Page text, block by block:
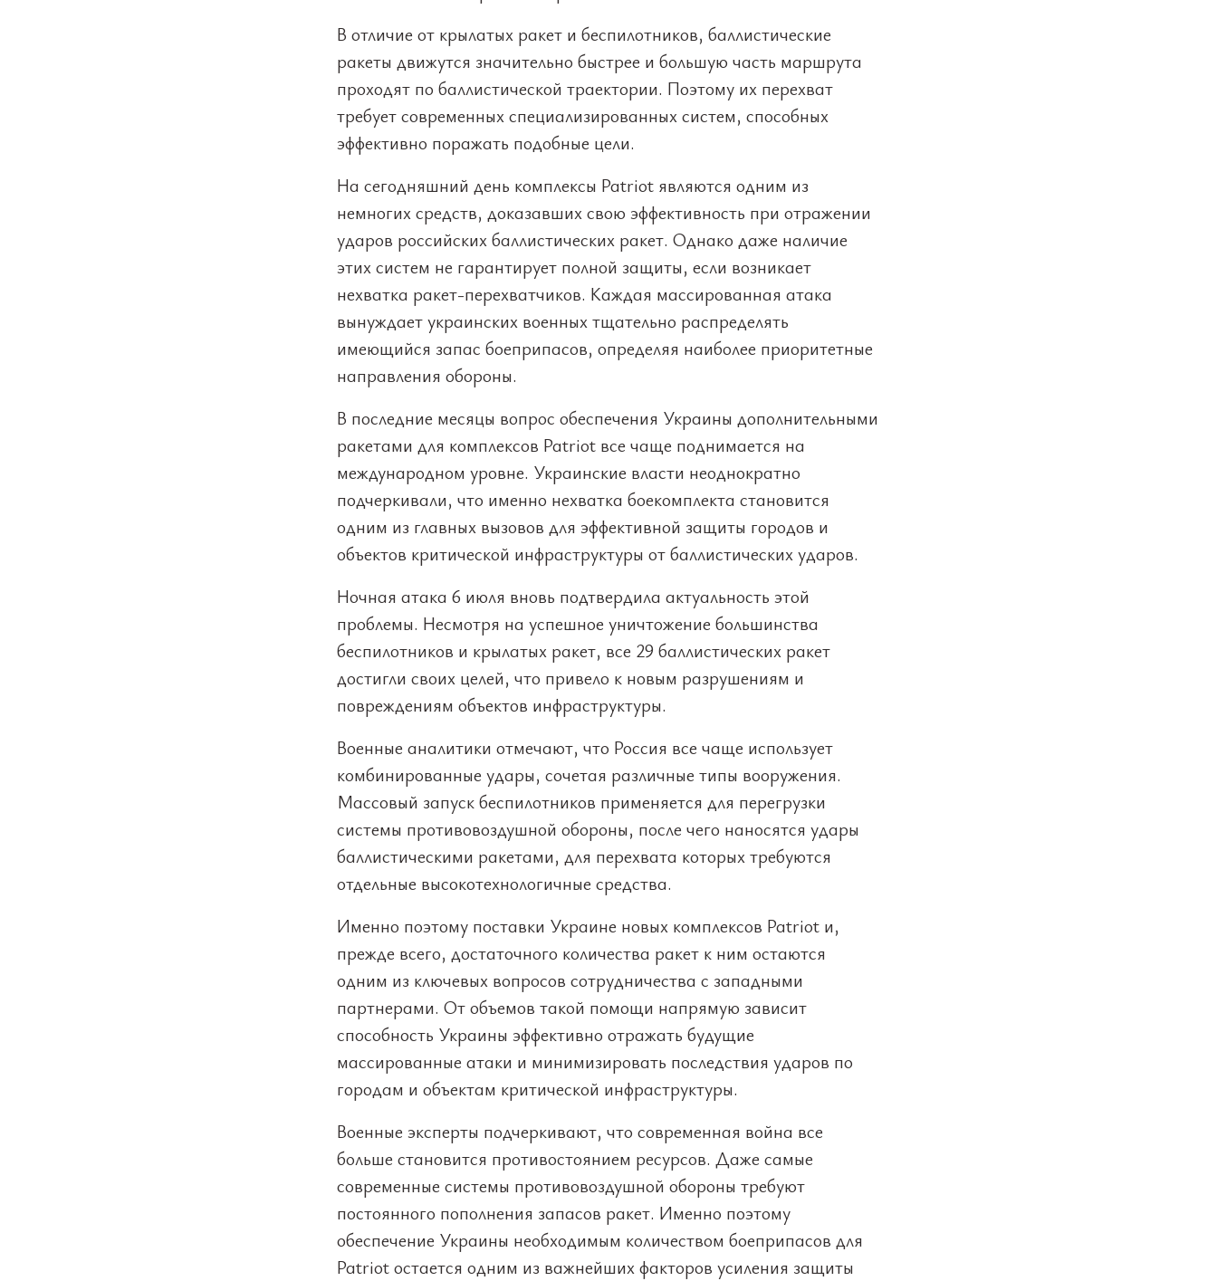
В отличие от крылатых ракет и беспилотников, баллистические
ракеты движутся значительно быстрее и большую часть маршрута
проходят по баллистической траектории. Поэтому их перехват
требует современных специализированных систем, способных
эффективно поражать подобные цели.
На сегодняшний день комплексы Patriot являются одним из
немногих средств, доказавших свою эффективность при отражении
ударов российских баллистических ракет. Однако даже наличие
этих систем не гарантирует полной защиты, если возникает
нехватка ракет-перехватчиков. Каждая массированная атака
вынуждает украинских военных тщательно распределять
имеющийся запас боеприпасов, определяя наиболее приоритетные
направления обороны.
В последние месяцы вопрос обеспечения Украины дополнительными
ракетами для комплексов Patriot все чаще поднимается на
международном уровне. Украинские власти неоднократно
подчеркивали, что именно нехватка боекомплекта становится
одним из главных вызовов для эффективной защиты городов и
объектов критической инфраструктуры от баллистических ударов.
Ночная атака 6 июля вновь подтвердила актуальность этой
проблемы. Несмотря на успешное уничтожение большинства
беспилотников и крылатых ракет, все 29 баллистических ракет
достигли своих целей, что привело к новым разрушениям и
повреждениям объектов инфраструктуры.
Военные аналитики отмечают, что Россия все чаще использует
комбинированные удары, сочетая различные типы вооружения.
Массовый запуск беспилотников применяется для перегрузки
системы противовоздушной обороны, после чего наносятся удары
баллистическими ракетами, для перехвата которых требуются
отдельные высокотехнологичные средства.
Именно поэтому поставки Украине новых комплексов Patriot и,
прежде всего, достаточного количества ракет к ним остаются
одним из ключевых вопросов сотрудничества с западными
партнерами. От объемов такой помощи напрямую зависит
способность Украины эффективно отражать будущие
массированные атаки и минимизировать последствия ударов по
городам и объектам критической инфраструктуры.
Военные эксперты подчеркивают, что современная война все
больше становится противостоянием ресурсов. Даже самые
современные системы противовоздушной обороны требуют
постоянного пополнения запасов ракет. Именно поэтому
обеспечение Украины необходимым количеством боеприпасов для
Patriot остается одним из важнейших факторов усиления защиты